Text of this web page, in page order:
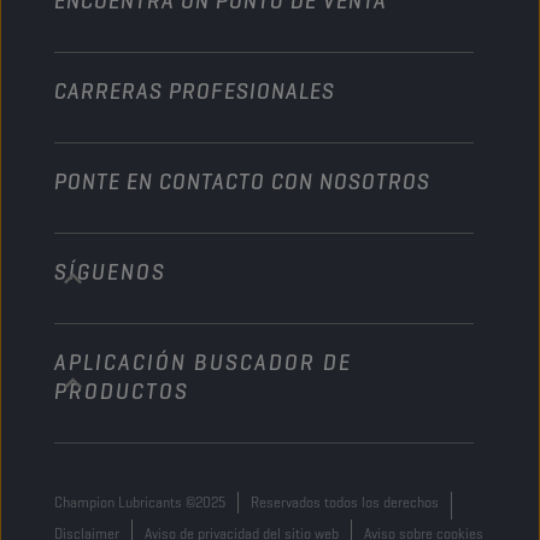
Naútica
CARRERAS PROFESIONALES
PONTE EN CONTACTO CON NOSOTROS
info@championlubes.com
+32 3 870 00 20
Georges Gilliotstraat, 52 2620 Hemiksem
Belgium
SÍGUENOS
APLICACIÓN BUSCADOR DE
PRODUCTOS
Champion Lubricants ©2025
Reservados todos los derechos
Disclaimer
Aviso de privacidad del sitio web Aviso sobre cookies